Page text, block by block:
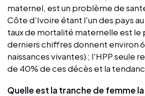
maternel, est un problème de
Côte d'Ivoire étant l'un des pays
taux de mortalité maternelle est le
derniers chiffres donnent environ
naissances vivantes) ; l'HPP seule
de 40% de ces décès et la
Quelle est la tranche de femme